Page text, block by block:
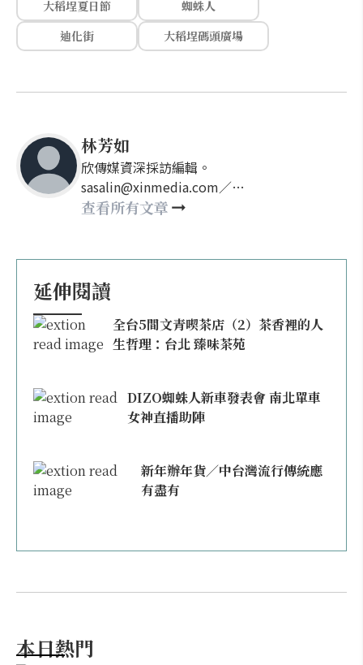
大稻埕夏日節
蜘蛛人
迪化街
大稻埕碼頭廣場
林芳如
欣傳媒資深採訪編輯。
sasalin@xinmedia.com／
happy21917@gmail.com
查看所有文章
延伸閱讀
全台5間文青喫茶店（2）茶香裡的人
生哲理：台北 臻味茶苑
DIZO蜘蛛人新車發表會 南北單車
女神直播助陣
新年辦年貨／中台灣流行傳統應
有盡有
本日熱門